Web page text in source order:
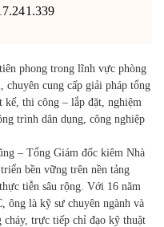
phong trong lĩnh vực phòng
chuyên cung cấp giải pháp tổng
kế, thi công – lắp đặt, nghiệm
trình dân dụng, công nghiệp
– Tổng Giám đốc kiêm Nhà
bền vững trên nền tảng
tiễn sâu rộng. Với 16 năm
ông là kỹ sư chuyên ngành và
trực tiếp chỉ đạo kỹ thuật